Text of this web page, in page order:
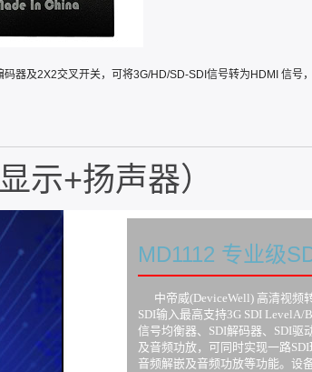
及2X2交叉开关，可将3G/HD/SD-SDI信号转为HDMI 信号
示+扬声器）
MD1112 专业级
中帝威(DeviceWell) 高清视频
SDI输入最高支持3G SDI LevelA/
信号均衡器、SDI解码器、SDI
及音频功放，可同时实现一路
音频解嵌及音频功放等功能。设